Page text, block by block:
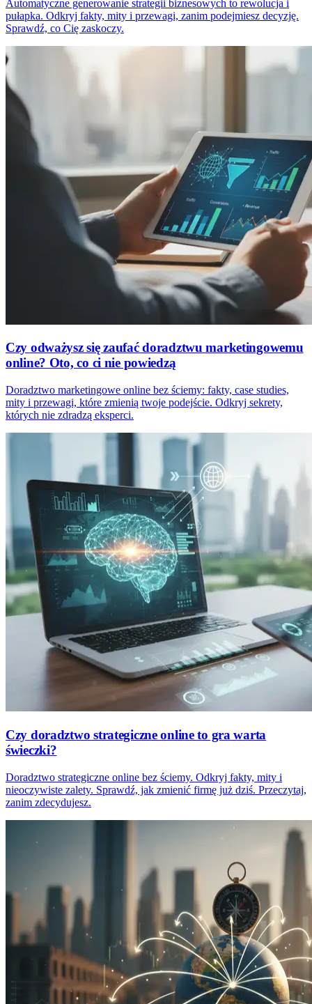
Automatyczne generowanie strategii biznesowych to rewolucja i
pułapka. Odkryj fakty, mity i przewagi, zanim podejmiesz decyzję.
Sprawdź, co Cię zaskoczy.
Czy odważysz się zaufać doradztwu marketingowemu
online? Oto, co ci nie powiedzą
Doradztwo marketingowe online bez ściemy: fakty, case studies,
mity i przewagi, które zmienią twoje podejście. Odkryj sekrety,
których nie zdradzą eksperci.
Czy doradztwo strategiczne online to gra warta
świeczki?
Doradztwo strategiczne online bez ściemy. Odkryj fakty, mity i
nieoczywiste zalety. Sprawdź, jak zmienić firmę już dziś. Przeczytaj,
zanim zdecydujesz.